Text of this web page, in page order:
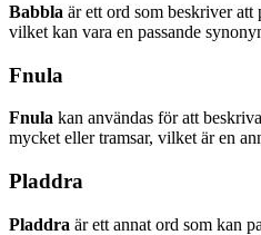
Babbla är ett ord som beskriver
vilket kan vara en passande
Fnula
Fnula kan användas för att
mycket eller tramsar, vilket är en
Pladdra
Pladdra är ett annat ord som kan